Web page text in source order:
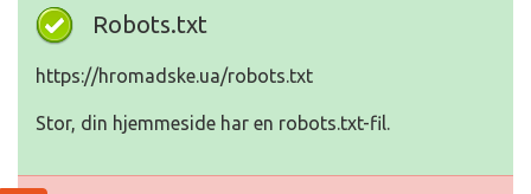
Robots.txt
https://hromadske.ua/robots.txt
Stor, din hjemmeside har en robots.txt-fil.